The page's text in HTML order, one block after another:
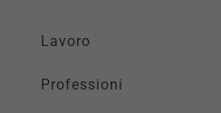
Lavoro
Professioni